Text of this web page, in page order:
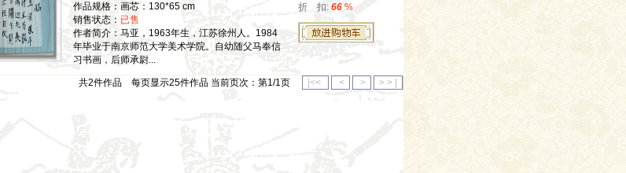
作品规格：画芯：130*65 cm
销售状态： 已售
作者简介：马亚，1963年生，江苏徐州人。1984
年毕业于南京师范大学美术学院。自幼随父马奉信
习书画，后师承尉...
折 扣: 66 %
共2件作品 每页显示25件作品 当前页次：第1/1页